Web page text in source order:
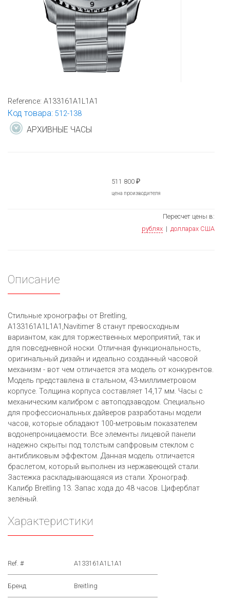
Reference: A133161A1L1A1
Код товара: 512-138
АРХИВНЫЕ ЧАСЫ
511 800 ₽
цена производителя
Пересчет цены в:
рублях | долларах США
Описание
Стильные хронографы от Breitling,
A133161A1L1A1,Navitimer 8 станут превосходным
вариантом, как для торжественных мероприятий, так и
для повседневной носки. Отличная функциональность,
оригинальный дизайн и идеально созданный часовой
механизм - вот чем отличается эта модель от конкурентов.
Модель представлена в стальном, 43-миллиметровом
корпусе. Толщина корпуса составляет 14,17 мм. Часы с
механическим калибром с автоподзаводом. Специально
для профессиональных дайверов разработаны модели
часов, которые обладают 100-метровым показателем
водонепроницаемости. Все элементы лицевой панели
надежно скрыты под толстым сапфровым стеклом с
антибликовым эффектом. Данная модель отличается
браслетом, который выполнен из нержавеющей стали.
Застежка раскладывающаяся из стали. Хронограф.
Калибр Breitling 13. Запас хода до 48 часов. Циферблат
зелёный.
Характеристики
Ref. # A133161A1L1A1
Бренд Breitling